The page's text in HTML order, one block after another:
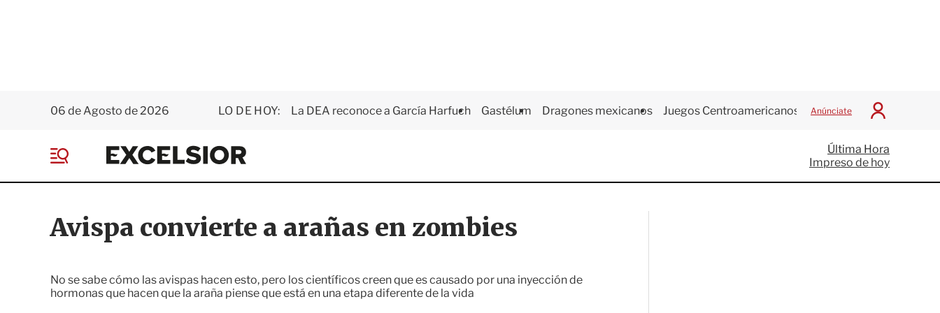
06 de Agosto de 2026 LO DE HOY: La DEA reconoce a García Harfuch Gastélum Dragones mexicanos Juegos Centroamericanos Anúnciate
I
c
i
a
E
x
e
i
o
e
Última Hora
Impreso de hoy
Avispa convierte a arañas en zombies
No se sabe cómo las avispas hacen esto, pero los científicos creen que es causado por una inyección de
hormonas que hacen que la araña piense que está en una etapa diferente de la vida